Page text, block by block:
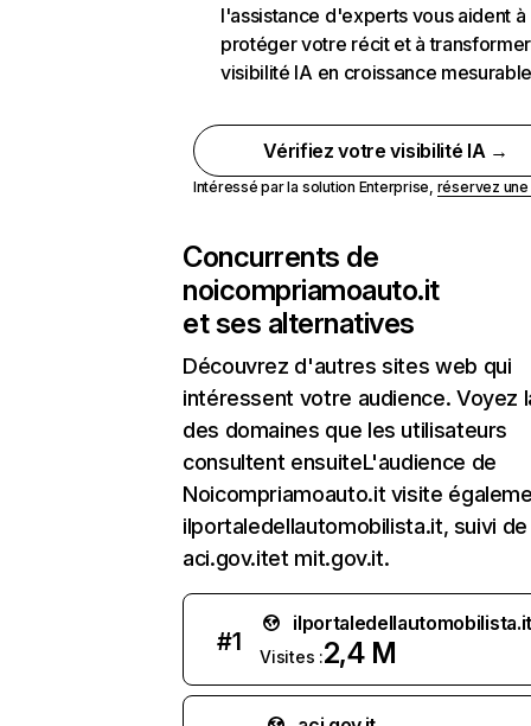
l'assistance d'experts vous aident à
protéger votre récit et à
visibilité IA en croissance
Vérifiez votre visibilité IA →
Intéressé par la solution Enterprise, réservez
Concurrents de
noicompriamoauto.it
et ses alternatives
Découvrez d'autres sites web qui
intéressent votre audience. Voyez
des domaines que les utilisateurs
consultent ensuiteL'audience de
Noicompriamoauto.it visite
ilportaledellautomobilista.it, suivi de
aci.gov.itet mit.gov.it.
#1
ilportaledellautomobilista.it
Visites :2,4 M